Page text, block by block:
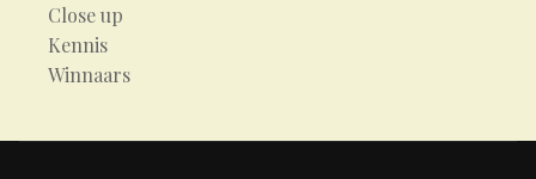
Close up
Kennis
Winnaars